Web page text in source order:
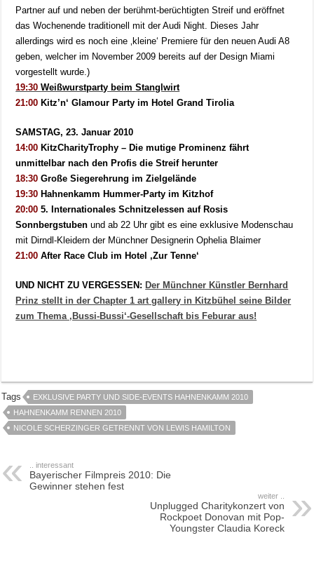
Partner auf und neben der berühmt-berüchtigten Streif und eröffnet
das Wochenende traditionell mit der Audi Night. Dieses Jahr
allerdings wird es noch eine ‚kleine‘ Premiere für den neuen Audi A8
geben, welcher im November 2009 bereits auf der Design Miami
vorgestellt wurde.)
19:30Weißwurstparty beim Stanglwirt
21:00Kitz’n‘ Glamour Party im Hotel Grand Tirolia
SAMSTAG, 23. Januar 2010
14:00KitzCharityTrophy – Die mutige Prominenz fährt
unmittelbar nach den Profis die Streif herunter
18:30Große Siegerehrung im Zielgelände
19:30Hahnenkamm Hummer-Party im Kitzhof
20:005. Internationales Schnitzelessen auf Rosis
Sonnbergstubenund ab 22 Uhr gibt es eine exklusive Modenschau
mit Dirndl-Kleidern der Münchner Designerin Ophelia Blaimer
21:00 After Race Club im Hotel ‚Zur Tenne‘
UND NICHT ZU VERGESSEN:Der Münchner Künstler Bernhard
Prinz stellt in der Chapter 1 art gallery in Kitzbühel seine Bilder
zum Thema ‚Bussi-Bussi‘-Gesellschaft bis Feburar aus!
Tags
EXKLUSIVE PARTY UND SIDE-EVENTS HAHNENKAMM 2010
HAHNENKAMM RENNEN 2010
NICOLE SCHERZINGER GETRENNT VON LEWIS HAMILTON
.. interessant
Bayerischer Filmpreis 2010: Die
Gewinner stehen fest
weiter ..
Unplugged Charitykonzert von
Rockpoet Donovan mit Pop-
Youngster Claudia Koreck